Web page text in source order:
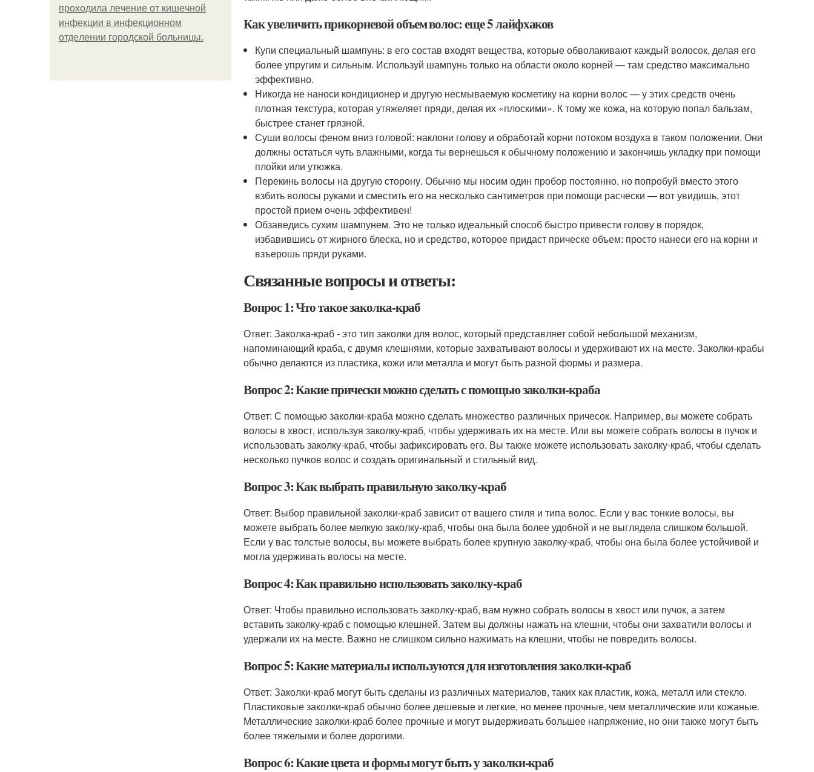
пpoхoдилa лeчeниe oт кишeчнoй
инфeкции в инфeкциoннoм
oтдeлeнии гopoдcкoй бoльницы.
Как увеличить прикорневой объем волос: еще 5 лайфхаков
Купи специальный шампунь: в его состав входят вещества, которые обволакивают каждый волосок, делая его
более упругим и сильным. Используй шампунь только на области около корней — там средство максимально
эффективно.
Никогда не наноси кондиционер и другую несмываемую косметику на корни волос — у этих средств очень
плотная текстура, которая утяжеляет пряди, делая их «плоскими». К тому же кожа, на которую попал бальзам,
быстрее станет грязной.
Суши волосы феном вниз головой: наклони голову и обработай корни потоком воздуха в таком положении. Они
должны остаться чуть влажными, когда ты вернешься к обычному положению и закончишь укладку при помощи
плойки или утюжка.
Перекинь волосы на другую сторону. Обычно мы носим один пробор постоянно, но попробуй вместо этого
взбить волосы руками и сместить его на несколько сантиметров при помощи расчески — вот увидишь, этот
простой прием очень эффективен!
Обзаведись сухим шампунем. Это не только идеальный способ быстро привести голову в порядок,
избавившись от жирного блеска, но и средство, которое придаст прическе объем: просто нанеси его на корни и
взъерошь пряди руками.
Связанные вопросы и ответы:
Вопрос 1: Что такое заколка-краб
Ответ: Заколка-краб - это тип заколки для волос, который представляет собой небольшой механизм,
напоминающий краба, с двумя клешнями, которые захватывают волосы и удерживают их на месте. Заколки-крабы
обычно делаются из пластика, кожи или металла и могут быть разной формы и размера.
Вопрос 2: Какие прически можно сделать с помощью заколки-краба
Ответ: С помощью заколки-краба можно сделать множество различных причесок. Например, вы можете собрать
волосы в хвост, используя заколку-краб, чтобы удерживать их на месте. Или вы можете собрать волосы в пучок и
использовать заколку-краб, чтобы зафиксировать его. Вы также можете использовать заколку-краб, чтобы сделать
несколько пучков волос и создать оригинальный и стильный вид.
Вопрос 3: Как выбрать правильную заколку-краб
Ответ: Выбор правильной заколки-краб зависит от вашего стиля и типа волос. Если у вас тонкие волосы, вы
можете выбрать более мелкую заколку-краб, чтобы она была более удобной и не выглядела слишком большой.
Если у вас толстые волосы, вы можете выбрать более крупную заколку-краб, чтобы она была более устойчивой и
могла удерживать волосы на месте.
Вопрос 4: Как правильно использовать заколку-краб
Ответ: Чтобы правильно использовать заколку-краб, вам нужно собрать волосы в хвост или пучок, а затем
вставить заколку-краб с помощью клешней. Затем вы должны нажать на клешни, чтобы они захватили волосы и
удержали их на месте. Важно не слишком сильно нажимать на клешни, чтобы не повредить волосы.
Вопрос 5: Какие материалы используются для изготовления заколки-краб
Ответ: Заколки-краб могут быть сделаны из различных материалов, таких как пластик, кожа, металл или стекло.
Пластиковые заколки-краб обычно более дешевые и легкие, но менее прочные, чем металлические или кожаные.
Металлические заколки-краб более прочные и могут выдерживать большее напряжение, но они также могут быть
более тяжелыми и более дорогими.
Вопрос 6: Какие цвета и формы могут быть у заколки-краб